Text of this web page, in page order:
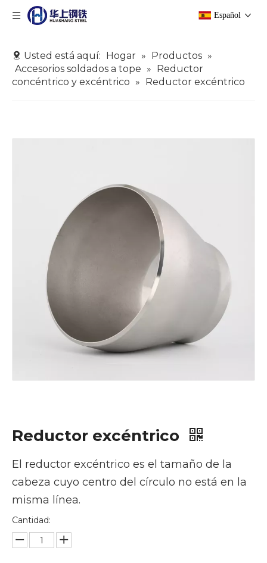
Español
Usted está aquí: Hogar » Productos »
Accesorios soldados a tope » Reductor
concéntrico y excéntrico » Reductor excéntrico
Reductor excéntrico
El reductor excéntrico es el tamaño de la
cabeza cuyo centro del círculo no está en la
misma línea.
Cantidad: